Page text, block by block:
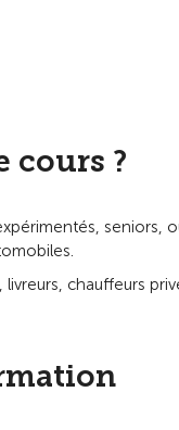
cours ?
seniors,
chauffeurs